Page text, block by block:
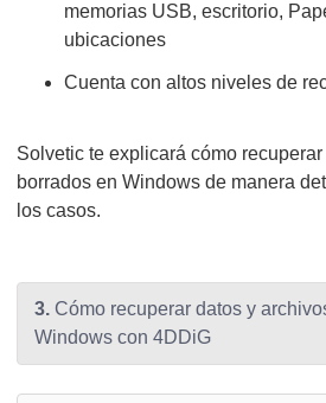
memorias USB, escritorio,
ubicaciones
Cuenta con altos niveles de
Solvetic te explicará cómo
borrados en Windows de manera
los casos.
3. Cómo recuperar datos y
Windows con 4DDiG